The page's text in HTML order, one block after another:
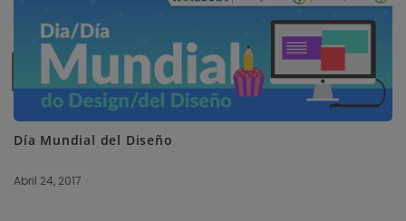
SUBSCRIBE ME
Día Mundial del Diseño
Abril 24, 2017